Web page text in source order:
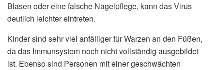
Blasen oder eine falsche Nagelpflege, kann das Virus
deutlich leichter eintreten.
Kinder sind sehr viel anfälliger für Warzen an den Füßen,
da das Immunsystem noch nicht vollständig ausgebildet
ist. Ebenso sind Personen mit einer geschwächten